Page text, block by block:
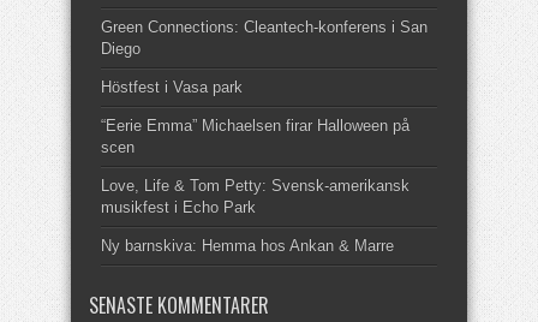
Green Connections: Cleantech-konferens i San
Diego
Höstfest i Vasa park
“Eerie Emma” Michaelsen firar Halloween på
scen
Love, Life & Tom Petty: Svensk-amerikansk
musikfest i Echo Park
Ny barnskiva: Hemma hos Ankan & Marre
SENASTE KOMMENTARER